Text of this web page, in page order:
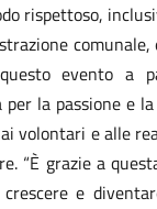
rispettoso,
evento a
per la passione
volontari e alle
“È grazie a
crescere e